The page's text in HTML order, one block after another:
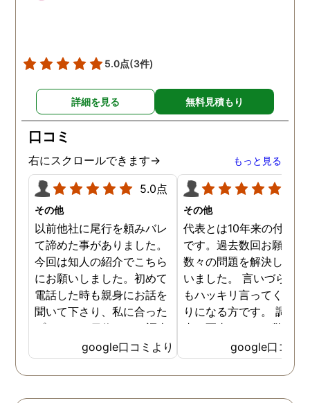
5.0点(3件)
詳細を見る 無料見積もり
口コミ
右にスクロールできます→ もっと見る
5.0点
その他
以前他社に尾行を頼みバレ
て諦めた事がありました。
今回は知人の紹介でこちら
にお願いしました。初めて
電話した時も親身にお話を
聞いて下さり、私に合った
プランで15日位かけて調査
してもらいました。 噂通り
調査も細かく、こんな所ま
でしっかり撮ってくれたん
google口コミより
その他
代表とは10年来の付き合
です。過去数回お願いし
数々の問題を解決しても
いました。 言いづらい
もハッキリ言ってくれて
りになる方です。 調査
書の写真もいつも驚かさ
てどうやって撮ったのか
くと面白い話し聞かせて
れますね。 問題がない
google口コミ